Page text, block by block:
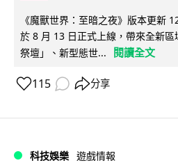
《魔獸世界：至暗之夜》版本更新
於 8 月 13 日正式上線，帶來全新
祭壇」、新型態世...
閱讀全文
115 分享
科技娛樂 遊戲情報